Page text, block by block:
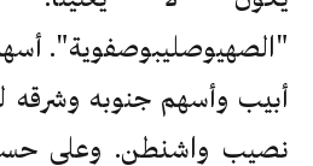
"الصهيوصليبوصفوية".
أبيب وأسهم جنوبه
نصيب واشنطن. وعلى